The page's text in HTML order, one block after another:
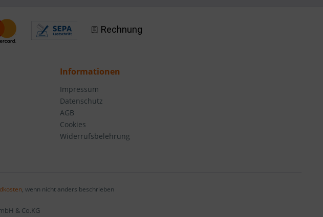
Informationen
Impressum
Datenschutz
AGB
Cookies
Widerrufsbelehrung
, wenn nicht anders beschrieben
& Co.KG